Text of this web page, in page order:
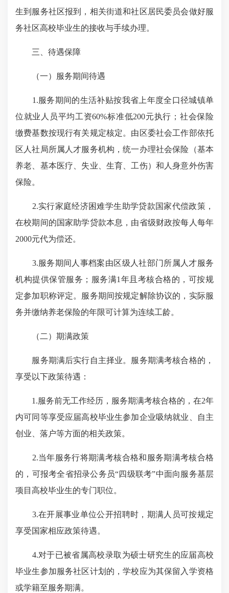
生到服务社区报到，相关街道和社区居民委员会做好服
务社区高校毕业生的接收与手续办理。
三、待遇保障
（一）服务期间待遇
1.服务期间的生活补贴按我省上年度全口径城镇单
位就业人员平均工资60%标准低200元执行；社会保险
缴费基数按现行有关规定核定。由区委社会工作部依托
区人社局所属人才服务机构，统一办理社会保险（基本
养老、基本医疗、失业、生育、工伤）和人身意外伤害
保险。
2.实行家庭经济困难学生助学贷款国家代偿政策，
在校期间的国家助学贷款本息，由省级财政按每人每年
2000元代为偿还。
3.服务期间人事档案由区级人社部门所属人才服务
机构提供保管服务；服务满1年且考核合格的，可按规
定参加职称评定。服务期间按规定解除协议的，实际服
务并缴纳养老保险的年限可计算为连续工龄。
（二）期满政策
服务期满后实行自主择业。服务期满考核合格的，
享受以下政策待遇：
1.服务前无工作经历，服务期满考核合格的，在2年
内可同等享受应届高校毕业生参加企业吸纳就业、自主
创业、落户等方面的相关政策。
2.当年服务行将期满考核合格和服务期满考核合格
的，可报考全省招录公务员“四级联考”中面向服务基层
项目高校毕业生的专门职位。
3.在开展事业单位公开招聘时，期满人员可按规定
享受国家相应政策待遇。
4.对于已被省属高校录取为硕士研究生的应届高校
毕业生参加服务社区计划的，学校应为其保留入学资格
或学籍至服务期满。